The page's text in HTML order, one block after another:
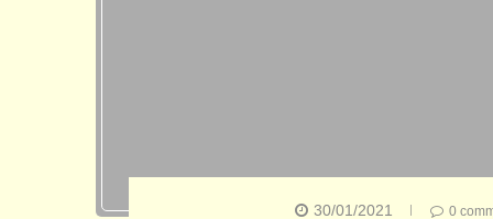
30/01/2021 0